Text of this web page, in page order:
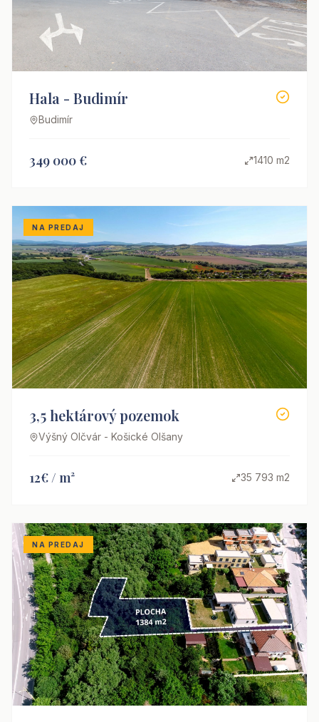
Hala - Budimír
Budimír
349 000 € 1410 m2
NA PREDAJ
3,5 hektárový pozemok
Výšný Olčvár - Košické Olšany
12€ / m² 35 793 m2
NA PREDAJ